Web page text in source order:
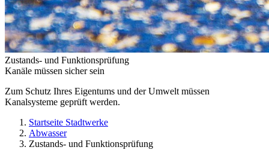
Zustands- und Funktionsprüfung
Kanäle müssen sicher sein
Zum Schutz Ihres Eigentums und der Umwelt müssen
Kanalsysteme geprüft werden.
Startseite Stadtwerke
Abwasser
Zustands- und Funktionsprüfung